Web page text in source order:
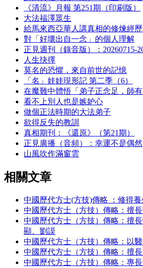
《清流》月報 第251期（印刷版）
大法福澤眾生
給馬來西亞華人講真相的修煉經
對「好壞出自一念」的個人理解
正見週刊（錄音版）：20260715-
人生抉擇
莫名的恐懼，來自前世的記憶
「名」娃娃現形記 第二季（6）
在魔難中體悟「弟子正念足，師
看不上別人也是嫉妒心
做個正法時期的大法弟子
欲得反失的教訓
真相期刊：《還原》（第21期）
正見廣播（音頻）：幸運不是偶然
山風吹作滿窗雲
相關文章
中國歷代方士(方技)傳略 ：修得
中國歷代方士（方技）傳略：擅
中國歷代方士（方技）傳略：擅
顯、劉謨
中國歷代方士（方技）傳略：以
中國歷代方士（方技）傳略：擅
中國歷代方士（方技）傳略：專